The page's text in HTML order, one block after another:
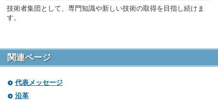
技術者集団として、専門知識や新しい技術の取得を目指し続けま
す。
関連ページ
代表メッセージ
沿革